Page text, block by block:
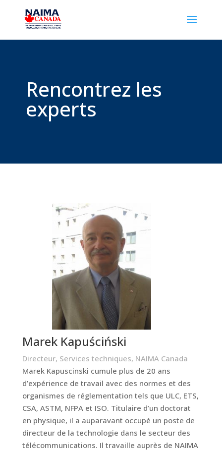
Rencontrez les
experts
Marek Kapuściński
Directeur, Services techniques, NAIMA Canada
Marek Kapuscinski cumule plus de 20 ans
d’expérience de travail avec des normes et des
organismes de réglementation tels que ULC, ETS,
CSA, ASTM, NFPA et ISO. Titulaire d’un doctorat
en physique, il a auparavant occupé un poste de
directeur de la technologie dans le secteur des
télécommunications. Il travaille auprès de NAIMA